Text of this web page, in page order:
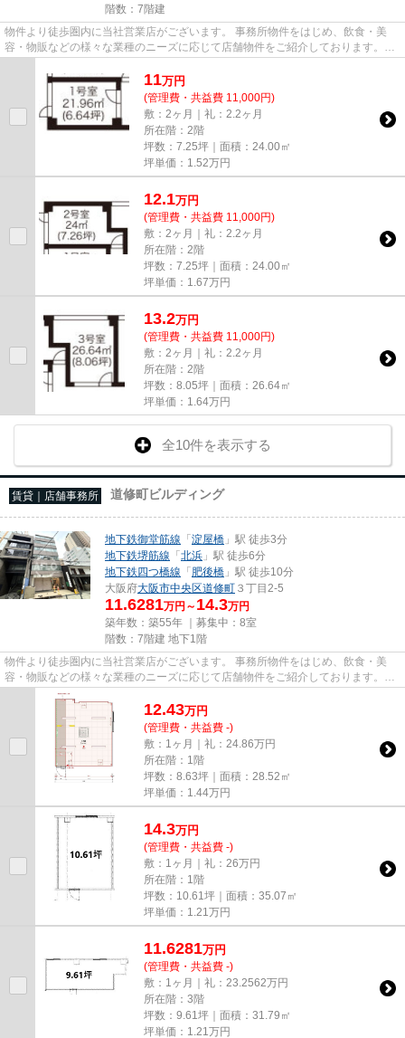
階数：7階建
物件より徒歩圏内に当社営業店がございます。 事務所物件をはじめ、飲食・美
容・物販などの様々な業種のニーズに応じて店舗物件をご紹介しております。
尚、弊社ではおとり広告は一切...
11万円
(管理費・共益費 11,000円)
敷：2ヶ月｜礼：2.2ヶ月
所在階：2階
坪数：7.25坪｜面積：24.00㎡
坪単価： 1.52万円
12.1万円
(管理費・共益費 11,000円)
敷：2ヶ月｜礼：2.2ヶ月
所在階：2階
坪数：7.25坪｜面積：24.00㎡
坪単価： 1.67万円
13.2万円
(管理費・共益費 11,000円)
敷：2ヶ月｜礼：2.2ヶ月
所在階：2階
坪数：8.05坪｜面積：26.64㎡
坪単価： 1.64万円
全10件を表示する
賃貸｜店舗事務所 道修町ビルディング
地下鉄御堂筋線 「淀屋橋 」駅 徒歩3分
地下鉄堺筋線 「北浜 」駅 徒歩6分
地下鉄四つ橋線 「肥後橋 」駅 徒歩10分
大阪府大阪市中央区道修町 ３丁目2-5
11.6281万円～ 14.3万円
築年数：築55年 ｜募集中： 8室
階数：7階建 地下1階
物件より徒歩圏内に当社営業店がございます。 事務所物件をはじめ、飲食・美
容・物販などの様々な業種のニーズに応じて店舗物件をご紹介しております。
尚、弊社ではおとり広告は一切...
12.43万円
(管理費・共益費 -)
敷：1ヶ月｜礼：24.86万円
所在階：1階
坪数：8.63坪｜面積：28.52㎡
坪単価： 1.44万円
14.3万円
(管理費・共益費 -)
敷：1ヶ月｜礼：26万円
所在階：1階
坪数：10.61坪｜面積：35.07㎡
坪単価： 1.21 万円
11.6281万円
(管理費・共益費 -)
敷：1ヶ月｜礼：23.2562万円
所在階：3階
坪数：9.61坪｜面積：31.79㎡
坪単価： 1.21 万円